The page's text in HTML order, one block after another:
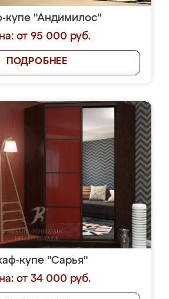
купе "Андимилос"
от 95 000 руб.
ПОДРОБНЕЕ
купе "Сарья"
от 34 000 руб.